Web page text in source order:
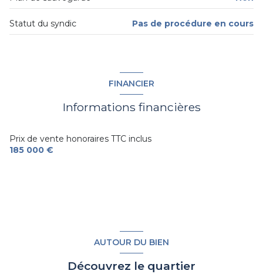
Statut du syndic Pas de procédure en cours
FINANCIER
Informations financières
Prix de vente honoraires TTC inclus
185 000 €
AUTOUR DU BIEN
Découvrez le quartier